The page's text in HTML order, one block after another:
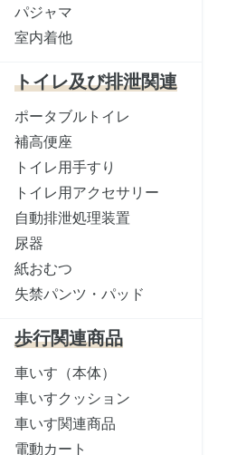
パジャマ
室内着他
トイレ及び排泄関連
ポータブルトイレ
補高便座
トイレ用手すり
トイレ用アクセサリー
自動排泄処理装置
尿器
紙おむつ
失禁パンツ・パッド
歩行関連商品
車いす（本体）
車いすクッション
車いす関連商品
電動カート